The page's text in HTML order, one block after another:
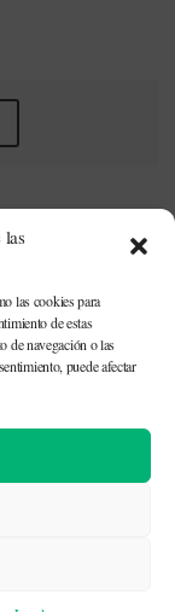
las
las cookies para
de estas
de navegación o las
puede afectar
(médicos,
o
la política